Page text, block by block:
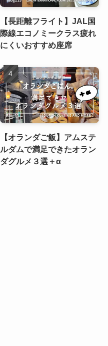
【長距離フライト】JAL国
際線エコノミークラス疲れ
にくいおすすめ座席
【オランダご飯】アムステ
ルダムで満足できたオラン
ダグルメ３選＋α